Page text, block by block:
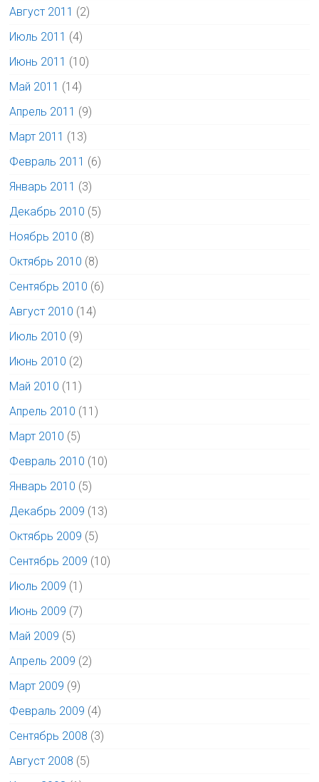
Август 2011 (2)
Июль 2011 (4)
Июнь 2011 (10)
Май 2011 (14)
Апрель 2011 (9)
Март 2011 (13)
Февраль 2011 (6)
Январь 2011 (3)
Декабрь 2010 (5)
Ноябрь 2010 (8)
Октябрь 2010 (8)
Сентябрь 2010 (6)
Август 2010 (14)
Июль 2010 (9)
Июнь 2010 (2)
Май 2010 (11)
Апрель 2010 (11)
Март 2010 (5)
Февраль 2010 (10)
Январь 2010 (5)
Декабрь 2009 (13)
Октябрь 2009 (5)
Сентябрь 2009 (10)
Июль 2009 (1)
Июнь 2009 (7)
Май 2009 (5)
Апрель 2009 (2)
Март 2009 (9)
Февраль 2009 (4)
Сентябрь 2008 (3)
Август 2008 (5)